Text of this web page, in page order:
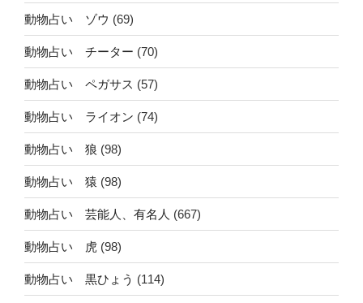
動物占い ゾウ (69)
動物占い チーター (70)
動物占い ペガサス (57)
動物占い ライオン (74)
動物占い 狼 (98)
動物占い 猿 (98)
動物占い 芸能人、有名人 (667)
動物占い 虎 (98)
動物占い 黒ひょう (114)